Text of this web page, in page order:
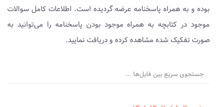
بوده و به همراه پاسخنامه عرضه گردیده است. اطلاعات کامل سوالات
موجود در کتابچه به همراه موجود بودن پاسخنامه را می‌توانید به
صورت تفکیک شده مشاهده کرده و دریافت نمایید.
جستجوی سریع بین فایل‌ها ...